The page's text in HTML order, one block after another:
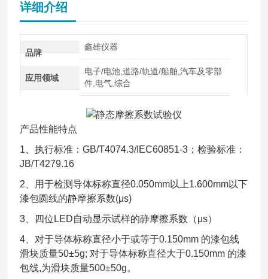
详细介绍
品牌
鑫雄仪器
应用领域
电子/电池,道路/轨道/船舶,汽车及零部
件,电气,综合
产品性能特点
1、执行标准：GB/T4074.3/IEC60851-3；检验标准：
JB/T4279.16
2、用于检测导体标称直径0.050mm以上1.600mm以下
漆包圆线的静摩擦系数(μs)
3、四位LED自动显示试样的静摩擦系数（μs）
4、对于导体标称直径小于或等于0.150mm 的漆包线
滑块质量50±5g; 对于导体标称直径大于0.150mm 的漆
包线,为滑块质量500±50g。